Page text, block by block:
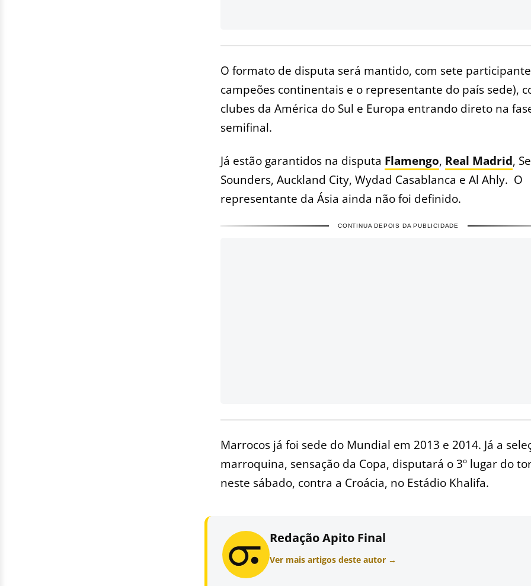
O formato de disputa será mantido, com sete
campeões continentais e o representante do país sede),
clubes da América do Sul e Europa entrando direto na
semifinal.
Já estão garantidos na disputa Flamengo, Real Madrid,
Sounders, Auckland City, Wydad Casablanca e Al Ahly. O
representante da Ásia ainda não foi definido.
CONTINUA DEPOIS DA PUBLICIDADE
Marrocos já foi sede do Mundial em 2013 e 2014. Já a
marroquina, sensação da Copa, disputará o 3º lugar do
neste sábado, contra a Croácia, no Estádio Khalifa.
Redação Apito Final
Ver mais artigos deste autor →